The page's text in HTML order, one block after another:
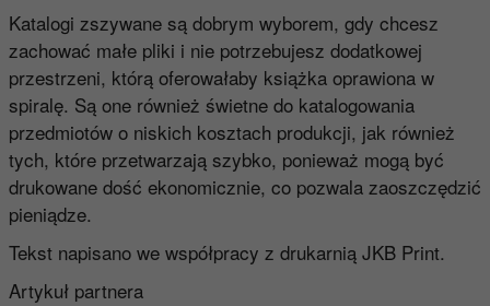
Katalogi zszywane są dobrym wyborem, gdy chcesz
zachować małe pliki i nie potrzebujesz dodatkowej
przestrzeni, którą oferowałaby książka oprawiona w
spiralę. Są one również świetne do katalogowania
przedmiotów o niskich kosztach produkcji, jak również
tych, które przetwarzają szybko, ponieważ mogą być
drukowane dość ekonomicznie, co pozwala zaoszczędzić
pieniądze.
Tekst napisano we współpracy z drukarnią JKB Print.
Artykuł partnera